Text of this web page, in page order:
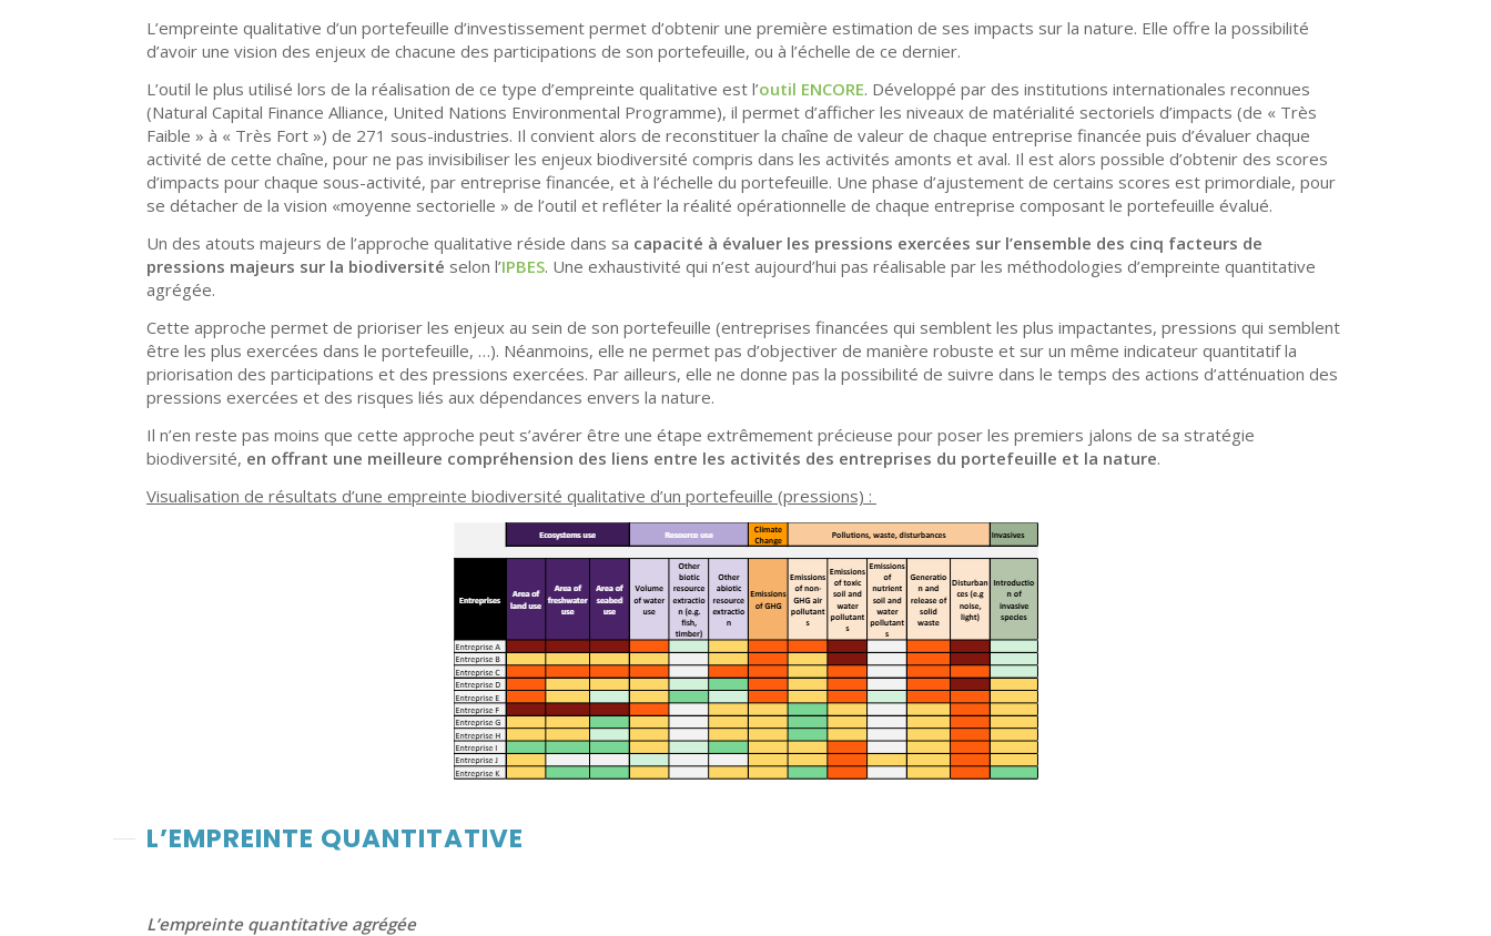
L’empreinte qualitative d’un portefeuille d’investissement permet d’obtenir une première estimation de ses impacts sur la nature. Elle offre la possibilité
d’avoir une vision des enjeux de chacune des participations de son portefeuille, ou à l’échelle de ce dernier.
L’outil le plus utilisé lors de la réalisation de ce type d’empreinte qualitative est l’outil ENCORE. Développé par des institutions internationales reconnues
(Natural Capital Finance Alliance, United Nations Environmental Programme), il permet d’afficher les niveaux de matérialité sectoriels d’impacts (de « Très
Faible » à « Très Fort ») de 271 sous-industries. Il convient alors de reconstituer la chaîne de valeur de chaque entreprise financée puis d’évaluer chaque
activité de cette chaîne, pour ne pas invisibiliser les enjeux biodiversité compris dans les activités amonts et aval. Il est alors possible d’obtenir des scores
d’impacts pour chaque sous-activité, par entreprise financée, et à l’échelle du portefeuille. Une phase d’ajustement de certains scores est primordiale, pour
se détacher de la vision «moyenne sectorielle » de l’outil et refléter la réalité opérationnelle de chaque entreprise composant le portefeuille évalué.
Un des atouts majeurs de l’approche qualitative réside dans sa capacité à évaluer les pressions exercées sur l’ensemble des cinq facteurs de
pressions majeurs sur la biodiversité selon l’IPBES. Une exhaustivité qui n’est aujourd’hui pas réalisable par les méthodologies d’empreinte quantitative
agrégée.
Cette approche permet de prioriser les enjeux au sein de son portefeuille (entreprises financées qui semblent les plus impactantes, pressions qui semblent
être les plus exercées dans le portefeuille, …). Néanmoins, elle ne permet pas d’objectiver de manière robuste et sur un même indicateur quantitatif la
priorisation des participations et des pressions exercées. Par ailleurs, elle ne donne pas la possibilité de suivre dans le temps des actions d’atténuation des
pressions exercées et des risques liés aux dépendances envers la nature.
Il n’en reste pas moins que cette approche peut s’avérer être une étape extrêmement précieuse pour poser les premiers jalons de sa stratégie
biodiversité, en offrant une meilleure compréhension des liens entre les activités des entreprises du portefeuille et la nature.
Visualisation de résultats d’une empreinte biodiversité qualitative d’un portefeuille (pressions) :
L’EMPREINTE QUANTITATIVE
L’empreinte quantitative agrégée